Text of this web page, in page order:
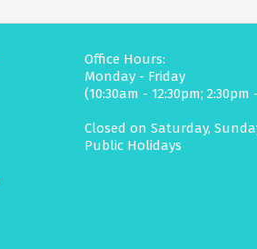
Office Hours:
Monday - Friday
(10:30am - 12:30pm; 2:30pm
Closed on Saturday,
Public Holidays